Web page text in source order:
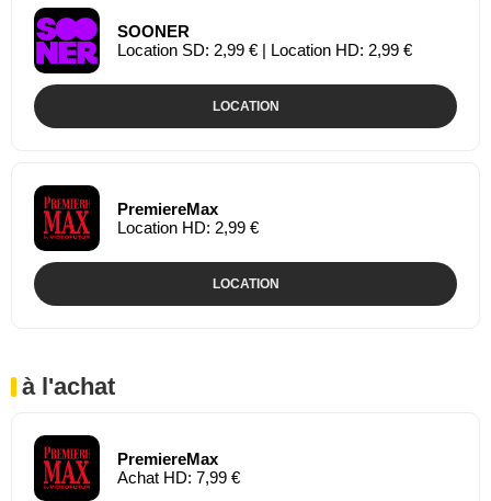
SOONER
Location SD: 2,99 € | Location HD: 2,99 €
LOCATION
PremiereMax
Location HD: 2,99 €
LOCATION
à l'achat
PremiereMax
Achat HD: 7,99 €